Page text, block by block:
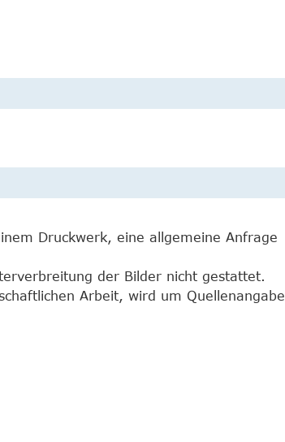
Druckwerk, eine allgemeine Anfrage
der Bilder nicht gestattet.
Arbeit, wird um Quellenangabe